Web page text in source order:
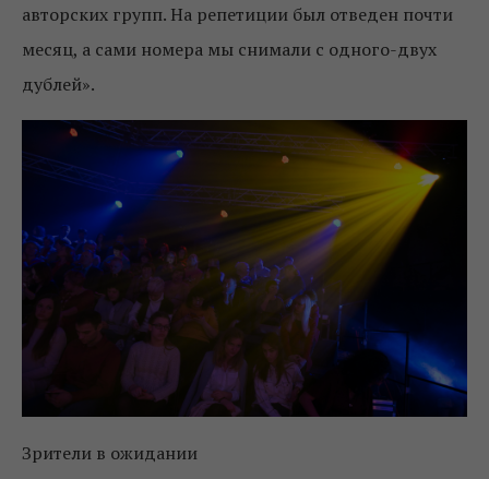
авторских групп. На репетиции был отведен почти
месяц, а сами номера мы снимали с одного-двух
дублей».
Зрители в ожидании